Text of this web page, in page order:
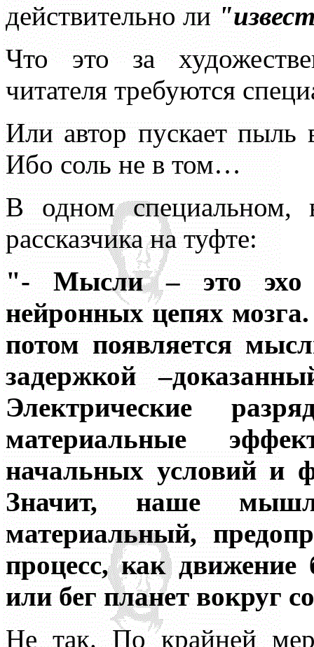
действительно ли
Что это за
читателя требуются
Или автор пускает пыль
Ибо соль не в том…
В одном
рассказчика на туфте:
"- Мысли – это эхо
нейронных цепях
потом появляется
задержкой
Электрические
материальные
начальных условий и
Значит, наше
материальный,
процесс, как
или бег планет вокруг
Не так. По крайней